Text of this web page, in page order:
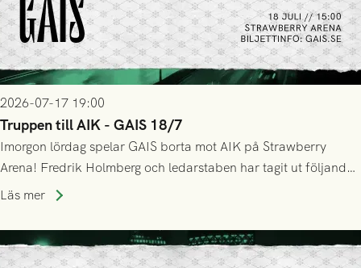
2026-07-17 19:00
Truppen till AIK - GAIS 18/7
Imorgon lördag spelar GAIS borta mot AIK på Strawberry
Arena! Fredrik Holmberg och ledarstaben har tagit ut följande
trupp till matchen:
Läs mer